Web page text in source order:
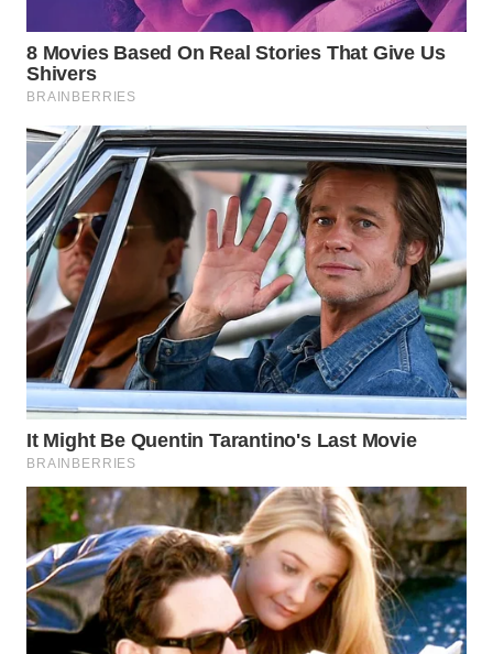
WN
LIKUPANG
WN
LABUANBAJO
WN
BORNEO
Wahana
Media
Group
WAHANA
NEWS
WAHANA
WAHANA
ADVOKAT
WAHANA
INFRASTRUKTUR